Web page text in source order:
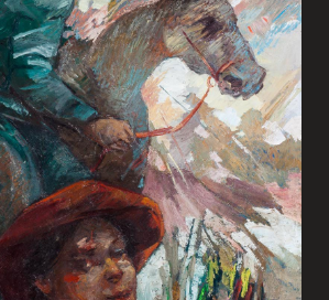
Olio su Tela 400x300cm